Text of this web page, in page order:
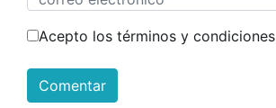
Acepto los términos y condiciones
Comentar